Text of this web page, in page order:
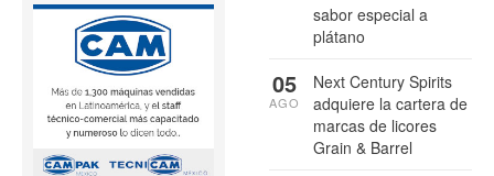
sabor especial a
plátano
Next Century Spirits
adquiere la cartera de
marcas de licores
Grain & Barrel
05
AGO